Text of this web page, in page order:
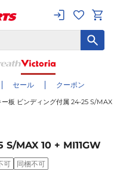
セール クーポン
ー板 ビンディング付属 24-25 S/MAX
S/MAX 10 + MI11GW
可 同梱不可